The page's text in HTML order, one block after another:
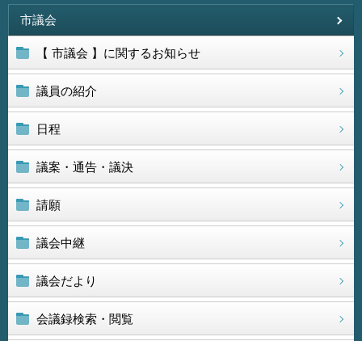
市議会
【 市議会 】に関するお知らせ
議員の紹介
日程
議案・通告・議決
請願
議会中継
議会だより
会議録検索・閲覧